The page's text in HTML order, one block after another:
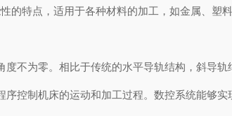
的特点，适用于各种材料的加工，如金属、塑料
为零。相比于传统的水平导轨结构，斜导轨
制机床的运动和加工过程。数控系统能够实